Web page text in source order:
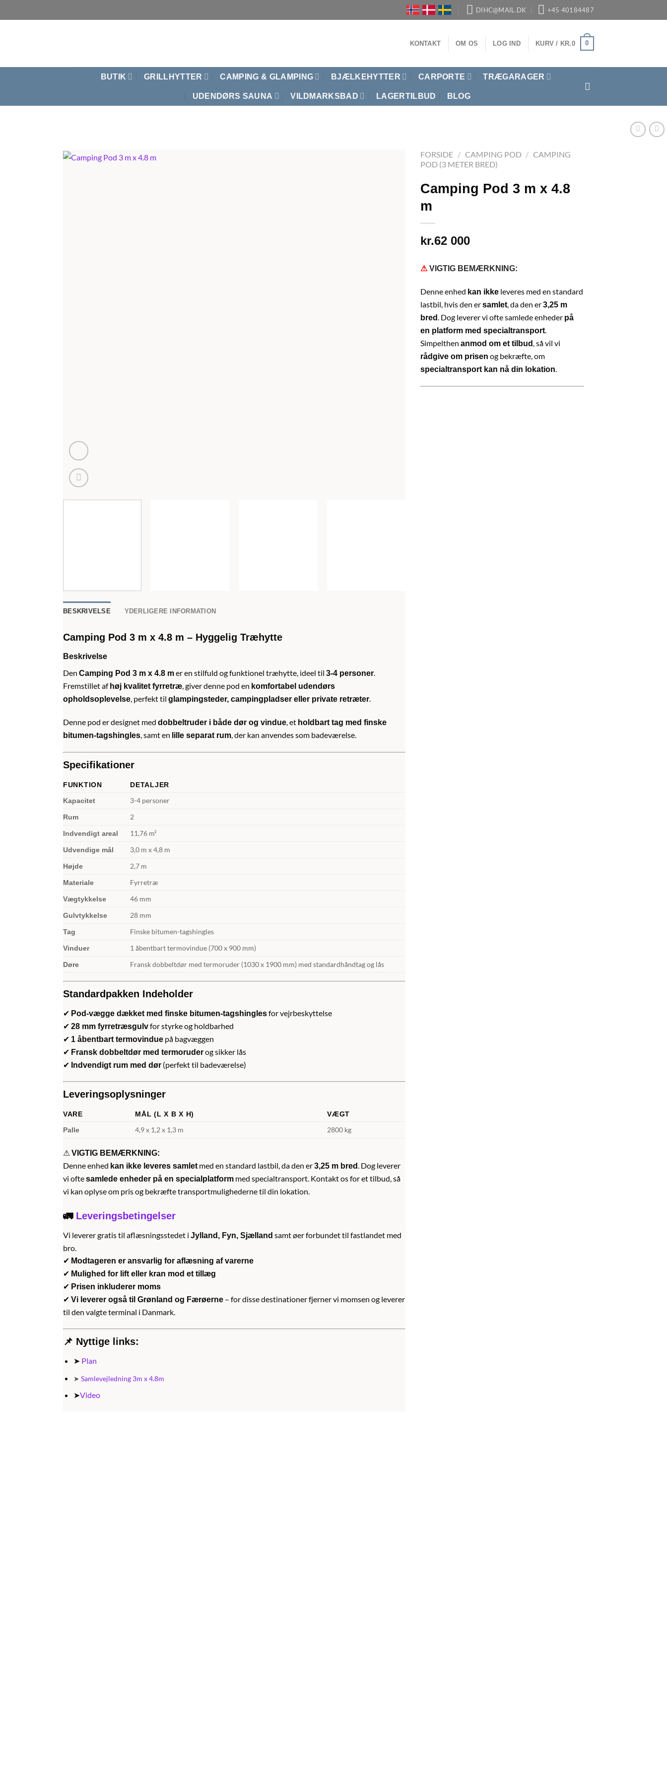
til
DIHC@MAIL.DK +45 40184487
KONTAKT OM OS LOG IND KURV / KR.0 0
BUTIK GRILLHYTTER CAMPING & GLAMPING BJÆLKEHYTTER CARPORTE TRÆGARAGER
UDENDØRS SAUNA VILDMARKSBAD LAGERTILBUD BLOG
BESKRIVELSE YDERLIGERE INFORMATION
Camping Pod 3 m x 4.8 m – Hyggelig Træhytte
Beskrivelse
Den Camping Pod 3 m x 4.8 mer en stilfuld og funktionel træhytte, ideel til 3-4 personer.
Fremstillet af høj kvalitet fyrretræ, giver denne pod en komfortabel udendørs
opholdsoplevelse, perfekt til glampingsteder, campingpladser eller private retræter.
Denne pod er designet med dobbeltruder i både dør og vindue, et holdbart tag med finske
bitumen-tagshingles, samt en lille separat rum, der kan anvendes som badeværelse.
Specifikationer
FUNKTION
DETALJER
Kapacitet
3-4 personer
Rum 2
Indvendigt areal 11,76 m²
Udvendige mål 3,0 m x 4,8 m
Højde 2,7 m
Materiale Fyrretræ
Vægtykkelse 46 mm
Gulvtykkelse 28 mm
Tag Finske bitumen-tagshingles
Vinduer 1 åbentbart termovindue (700 x 900 mm)
Døre Fransk dobbeltdør med termoruder (1030 x 1900 mm) med standardhåndtag og lås
Standardpakken Indeholder
✔ Pod-vægge dækket med finske bitumen-tagshinglesfor vejrbeskyttelse
✔ 28 mm fyrretræsgulvfor styrke og holdbarhed
✔ 1 åbentbart termovindue på bagvæggen
✔ Fransk dobbeltdør med termoruderog sikker lås
✔ Indvendigt rum med dør (perfekt til badeværelse)
Leveringsoplysninger
VARE MÅL (L X B X H)
VÆGT
Palle
4,9 x 1,2 x 1,3 m 2800 kg
⚠ VIGTIG BEMÆRKNING:
Denne enhed kan ikke leveres samlet med en standard lastbil, da den er3,25 m bred. Dog leverer
vi oftesamlede enheder på en specialplatform med specialtransport. Kontakt os for et tilbud, så
vi kan oplyse om pris og bekræfte transportmulighederne til din lokation.
🚛 Leveringsbetingelser
Vi leverer gratis til aflæsningsstedet i Jylland, Fyn, Sjælland samt øer forbundet til fastlandet med
bro.
✔ Modtageren er ansvarlig for aflæsning af varerne
✔ Mulighed for lift eller kran mod et tillæg
✔ Prisen inkluderer moms
✔ Vi leverer også til Grønland og Færøerne – for disse destinationer fjerner vi momsen og leverer
til den valgte terminal i Danmark.
📌 Nyttige links:
➤ Plan
➤ Samlevejledning 3m x 4.8m
➤Video
FORSIDE / CAMPING POD / CAMPING
POD (3 METER BRED)
Camping Pod 3 m x 4.8
m
kr.62 000
⚠ VIGTIG BEMÆRKNING:
Denne enhed kan ikke leveres med en standard
lastbil, hvis den ersamlet, da den er3,25 m
bred. Dog leverer vi ofte samlede enheder på
en platform med specialtransport.
Simpelthen anmod om et tilbud , så vil vi
rådgive om prisen og bekræfte, om
specialtransport kan nå din lokation.